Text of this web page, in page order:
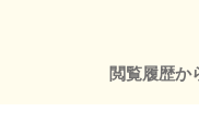
閲覧履歴か